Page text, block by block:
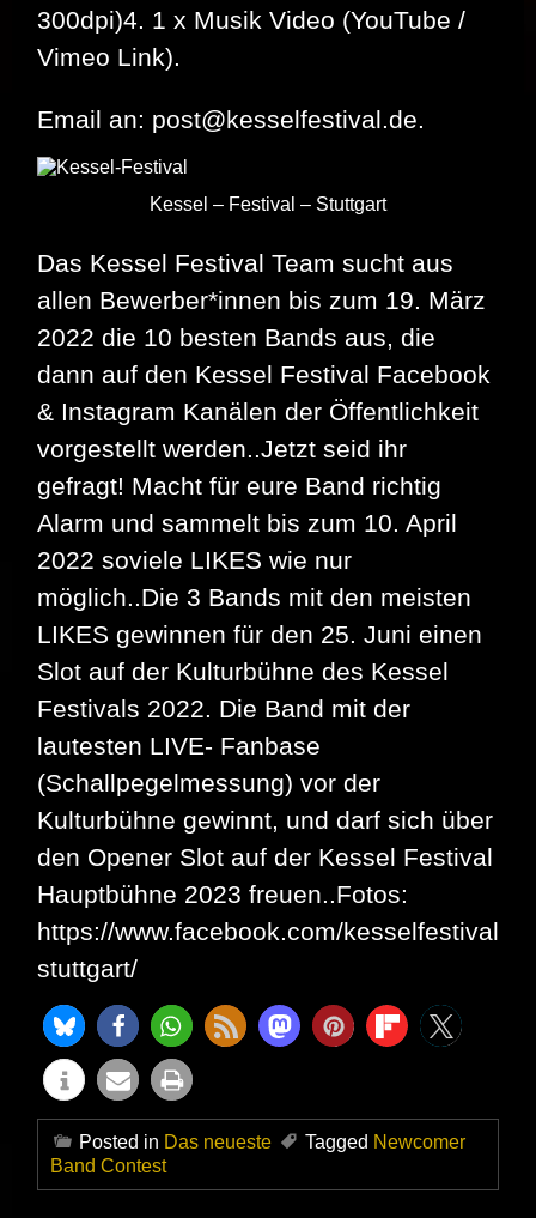
300dpi)4. 1 x Musik Video (YouTube /
Vimeo Link).
Email an: post@kesselfestival.de.
Kessel – Festival – Stuttgart
Das Kessel Festival Team sucht aus
allen Bewerber*innen bis zum 19. März
2022 die 10 besten Bands aus, die
dann auf den Kessel Festival Facebook
& Instagram Kanälen der Öffentlichkeit
vorgestellt werden..Jetzt seid ihr
gefragt! Macht für eure Band richtig
Alarm und sammelt bis zum 10. April
2022 soviele LIKES wie nur
möglich..Die 3 Bands mit den meisten
LIKES gewinnen für den 25. Juni einen
Slot auf der Kulturbühne des Kessel
Festivals 2022. Die Band mit der
lautesten LIVE- Fanbase
(Schallpegelmessung) vor der
Kulturbühne gewinnt, und darf sich über
den Opener Slot auf der Kessel Festival
Hauptbühne 2023 freuen..Fotos:
https://www.facebook.com/kesselfestival
stuttgart/
Posted in Das neueste Tagged Newcomer
Band Contest